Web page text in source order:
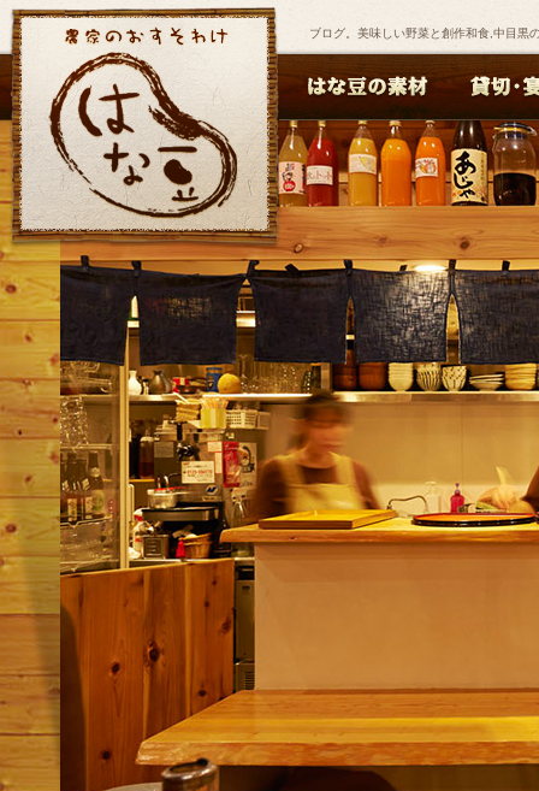
ブログ。美味しい野菜と創作和食,中目黒